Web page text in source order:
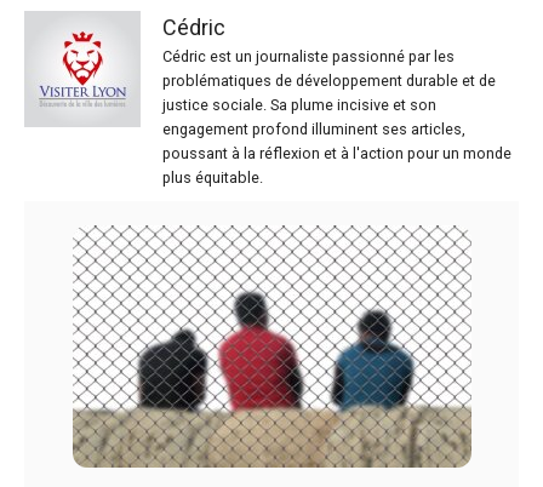
Cédric
Cédric est un journaliste passionné par les
problématiques de développement durable et de
justice sociale. Sa plume incisive et son
engagement profond illuminent ses articles,
poussant à la réflexion et à l'action pour un monde
plus équitable.